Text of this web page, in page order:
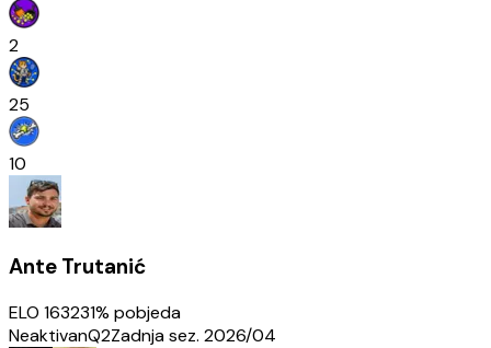
2
25
10
Ante Trutanić
ELO 163231% pobjeda
NeaktivanQ2Zadnja sez. 2026/04